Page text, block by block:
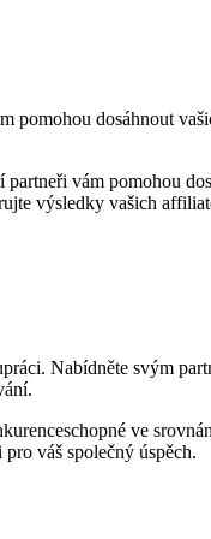
pomohou dosáhnout
vám pomohou
výsledky vašich
Nabídněte svým
ve
váš společný úspěch.